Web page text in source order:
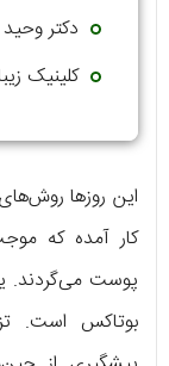
دکتر
کلینیک
این روزها
کار آمده که
پوست می‌گردند.
بوتاکس است.